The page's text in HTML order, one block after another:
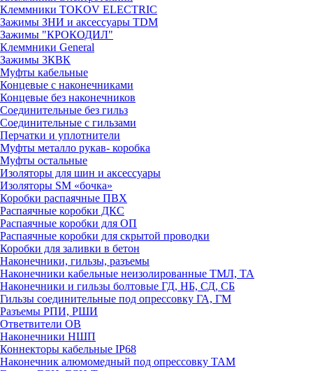
Клеммники TOKOV ELECTRIC
Зажимы ЗНИ и аксессуары TDM
Зажимы "КРОКОДИЛ"
Клеммники General
Зажимы 3КВК
Муфты кабельные
Концевые с наконечниками
Концевые без наконечников
Соединительные без гильз
Соединительные с гильзами
Перчатки и уплотнители
Муфты металло рукав- коробка
Муфты остальные
Изоляторы для шин и аксессуары
Изоляторы SM «бочка»
Коробки распаячные ПВХ
Распаячные коробки ДКС
Распаячные коробки для ОП
Распаячные коробки для скрытой проводки
Коробки для заливки в бетон
Наконечники, гильзы, разъемы
Наконечники кабельные неизолированные ТМЛ, ТА
Наконечники и гильзы болтовые ГД, НБ, СД, СБ
Гильзы соединительные под опрессовку ГА, ГМ
Разъемы РПИ, РШИ
Ответвители ОВ
Наконечники НШП
Коннекторы кабельные IP68
Наконечник алюмомедный под опрессовку ТАМ